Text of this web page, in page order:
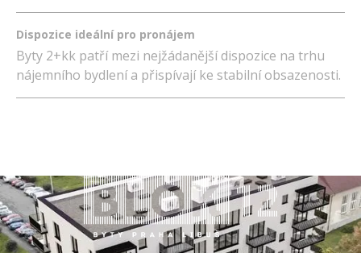
Dispozice ideální pro pronájem
Byty 2+kk patří mezi nejžádanější dispozice na trhu
nájemního bydlení a přispívají ke stabilní obsazenosti.